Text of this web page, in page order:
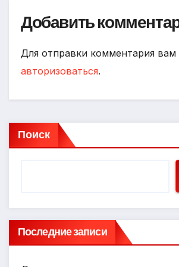
Добавить
Для отправки комментария
авторизоваться.
Поиск
Последние записи